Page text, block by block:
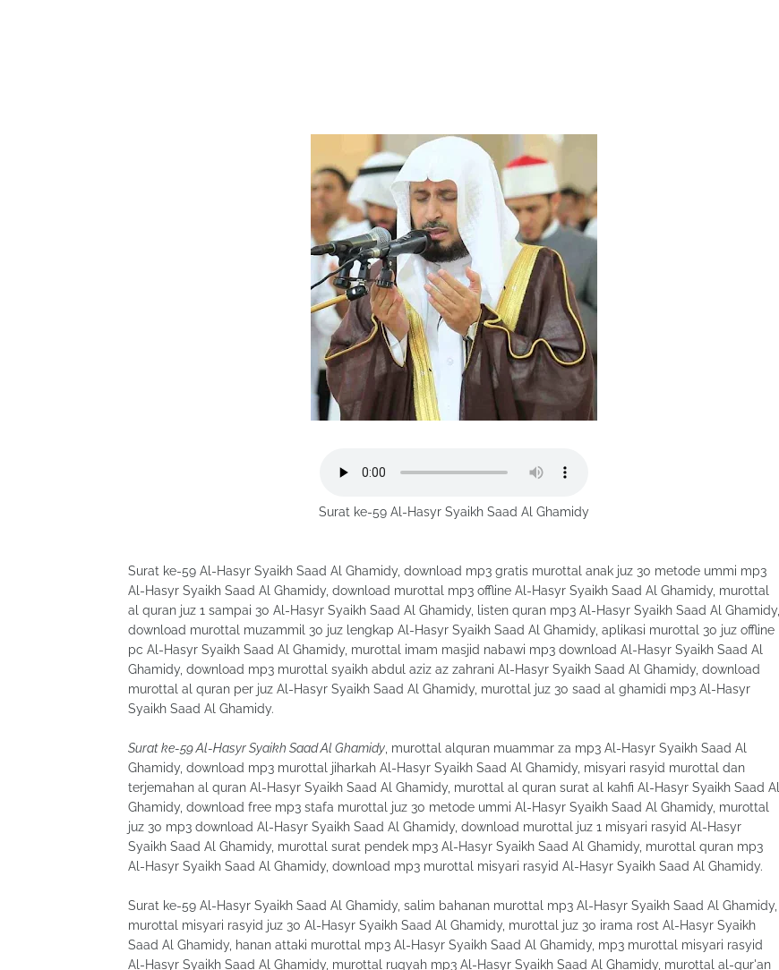
Surat ke-59 Al-Hasyr Syaikh Saad Al Ghamidy
Surat ke-59 Al-Hasyr Syaikh Saad Al Ghamidy, download mp3 gratis murottal anak juz 30 metode ummi mp3
Al-Hasyr Syaikh Saad Al Ghamidy, download murottal mp3 offline Al-Hasyr Syaikh Saad Al Ghamidy, murottal
al quran juz 1 sampai 30 Al-Hasyr Syaikh Saad Al Ghamidy, listen quran mp3 Al-Hasyr Syaikh Saad Al Ghamidy,
download murottal muzammil 30 juz lengkap Al-Hasyr Syaikh Saad Al Ghamidy, aplikasi murottal 30 juz offline
pc Al-Hasyr Syaikh Saad Al Ghamidy, murottal imam masjid nabawi mp3 download Al-Hasyr Syaikh Saad Al
Ghamidy, download mp3 murottal syaikh abdul aziz az zahrani Al-Hasyr Syaikh Saad Al Ghamidy, download
murottal al quran per juz Al-Hasyr Syaikh Saad Al Ghamidy, murottal juz 30 saad al ghamidi mp3 Al-Hasyr
Syaikh Saad Al Ghamidy.
Surat ke-59 Al-Hasyr Syaikh Saad Al Ghamidy , murottal alquran muammar za mp3 Al-Hasyr Syaikh Saad Al
Ghamidy, download mp3 murottal jiharkah Al-Hasyr Syaikh Saad Al Ghamidy, misyari rasyid murottal dan
terjemahan al quran Al-Hasyr Syaikh Saad Al Ghamidy, murottal al quran surat al kahfi Al-Hasyr Syaikh Saad Al
Ghamidy, download free mp3 stafa murottal juz 30 metode ummi Al-Hasyr Syaikh Saad Al Ghamidy, murottal
juz 30 mp3 download Al-Hasyr Syaikh Saad Al Ghamidy, download murottal juz 1 misyari rasyid Al-Hasyr
Syaikh Saad Al Ghamidy, murottal surat pendek mp3 Al-Hasyr Syaikh Saad Al Ghamidy, murottal quran mp3
Al-Hasyr Syaikh Saad Al Ghamidy, download mp3 murottal misyari rasyid Al-Hasyr Syaikh Saad Al Ghamidy.
Surat ke-59 Al-Hasyr Syaikh Saad Al Ghamidy, salim bahanan murottal mp3 Al-Hasyr Syaikh Saad Al Ghamidy,
murottal misyari rasyid juz 30 Al-Hasyr Syaikh Saad Al Ghamidy, murottal juz 30 irama rost Al-Hasyr Syaikh
Saad Al Ghamidy, hanan attaki murottal mp3 Al-Hasyr Syaikh Saad Al Ghamidy, mp3 murottal misyari rasyid
Al-Hasyr Syaikh Saad Al Ghamidy, murottal ruqyah mp3 Al-Hasyr Syaikh Saad Al Ghamidy, murottal al-qur'an